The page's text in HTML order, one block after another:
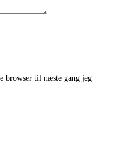
browser til næste gang jeg